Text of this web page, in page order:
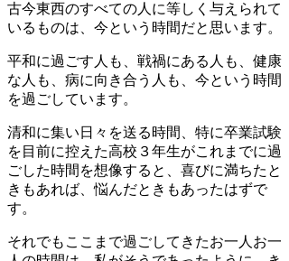
古今東西のすべての人に等しく与えられて
いるものは、今という時間だと思います。
平和に過ごす人も、戦禍にある人も、健康
な人も、病に向き合う人も、今という時間
を過ごしています。
清和に集い日々を送る時間、特に卒業試験
を目前に控えた高校３年生がこれまでに過
ごした時間を想像すると、喜びに満ちたと
きもあれば、悩んだときもあったはずで
す。
それでもここまで過ごしてきたお一人お一